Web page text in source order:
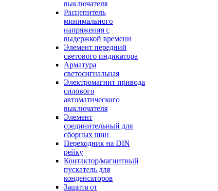
выключателя
Расцепитель
минимального
напряжения с
выдержкой времени
Элемент передний
светового индикатора
Арматура
светосигнальная
Электромагнит привода
силового
автоматического
выключателя
Элемент
соединительный для
сборных шин
Переходник на DIN
рейку
Контактор/магнитный
пускатель для
конденсаторов
Защита от